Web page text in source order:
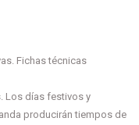
Fichas técnicas
Los días festivos y
producirán tiempos de